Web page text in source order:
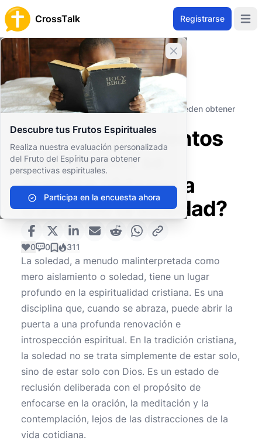
CrossTalk Registrarse
Cerrar banner
Descubre tus Frutos Espirituales
Realiza nuestra evaluación personalizada
del Fruto del Espíritu para obtener
perspectivas espirituales.
Participa en la encuesta ahora
Inicio
Archivo de Preguntas
Prácticas Espirituales
Disciplinas Espirituales
¿Qué conocimientos espirituales se pueden obtener
¿Qué conocimientos
espirituales se
pueden obtener a
través de la soledad?
0 0 311
La soledad, a menudo malinterpretada como
mero aislamiento o soledad, tiene un lugar
profundo en la espiritualidad cristiana. Es una
disciplina que, cuando se abraza, puede abrir la
puerta a una profunda renovación e
introspección espiritual. En la tradición cristiana,
la soledad no se trata simplemente de estar solo,
sino de estar solo con Dios. Es un estado de
reclusión deliberada con el propósito de
enfocarse en la oración, la meditación y la
contemplación, lejos de las distracciones de la
vida cotidiana.